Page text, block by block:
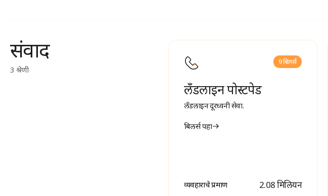
संवाद
3 श्रेणी
9 बिलर्स
लँडलाइन पोस्टपेड
लँडलाइन दूरध्वनी सेवा.
बिलर्स पहा
व्यवहाराचे प्रमाण 2.08 मिलियन